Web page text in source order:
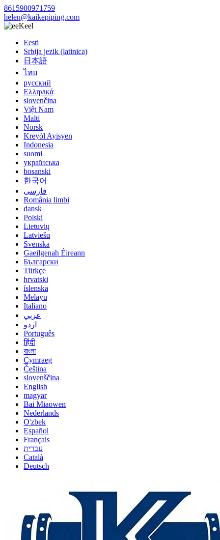
8615900971759
helen@kaikepiping.com
Keel
Eesti
Srbija jezik (latinica)
日本語
ไทย
русский
Ελληνικά
slovenčina
Việt Nam
Malti
Norsk
Kreyòl Ayisyen
Indonesia
suomi
українська
bosanski
한국어
فارسی
România limbi
dansk
Polski
Lietuvių
Latviešu
Svenska
Gaeilgenah Éireann
Български
Türkçe
hrvatski
íslenska
Melayu
Italiano
عربي
اردو
Português
हिंदी
বাংলা
Cymraeg
Čeština
slovenščina
English
magyar
Bai Miaowen
Nederlands
O'zbek
Español
Français
עברית
Català
Deutsch